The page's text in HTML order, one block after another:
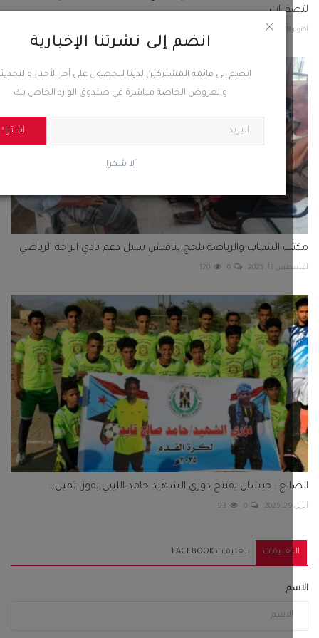
انضم إلى نشرتنا الإخبارية
انضم إلى قائمة المشتركين لدينا للحصول على آخر الأخبار والتحديثات
والعروض الخاصة مباشرة في صندوق الوارد الخاص بك
ًلا شكرا
0
الشباب والرياضة بلحج يناقش سبل دعم نادي الراحة الرياضي
2025
0
120
: جيشان يفتتح دوري الشهيد حامد الليبي بفوزا ثمين...
0
93
تعليقات FACEBOOK